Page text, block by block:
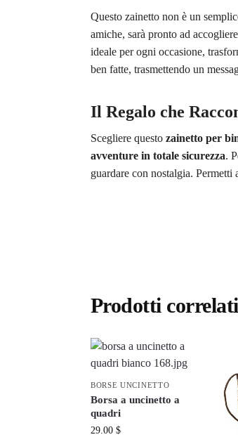
Questo zainetto non è un
amiche, sarà pronto ad
ideale per ogni occasione,
ben fatte, trasmettendo un
Il Regalo che
Scegliere questo zainetto per
avventure in totale sicurezza.
guardare con nostalgia.
Prodotti correlati
BORSE UNCINETTO
Borsa a uncinetto a
quadri
29.00 $